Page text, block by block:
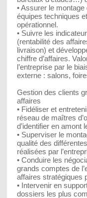
• Assurer le
équipes techniques
opérationnel.
• Suivre les
(rentabilité des
livraison) et
chiffre d’affaires.
l’entreprise par le
externe : salons,
Gestion des clients
affaires
• Fidéliser et
réseau de maîtres
d’identifier en amont
• Superviser le
qualité des
réalisées par
• Conduire les
grands comptes de
affaires stratégiques
• Intervenir en
dossiers les plus